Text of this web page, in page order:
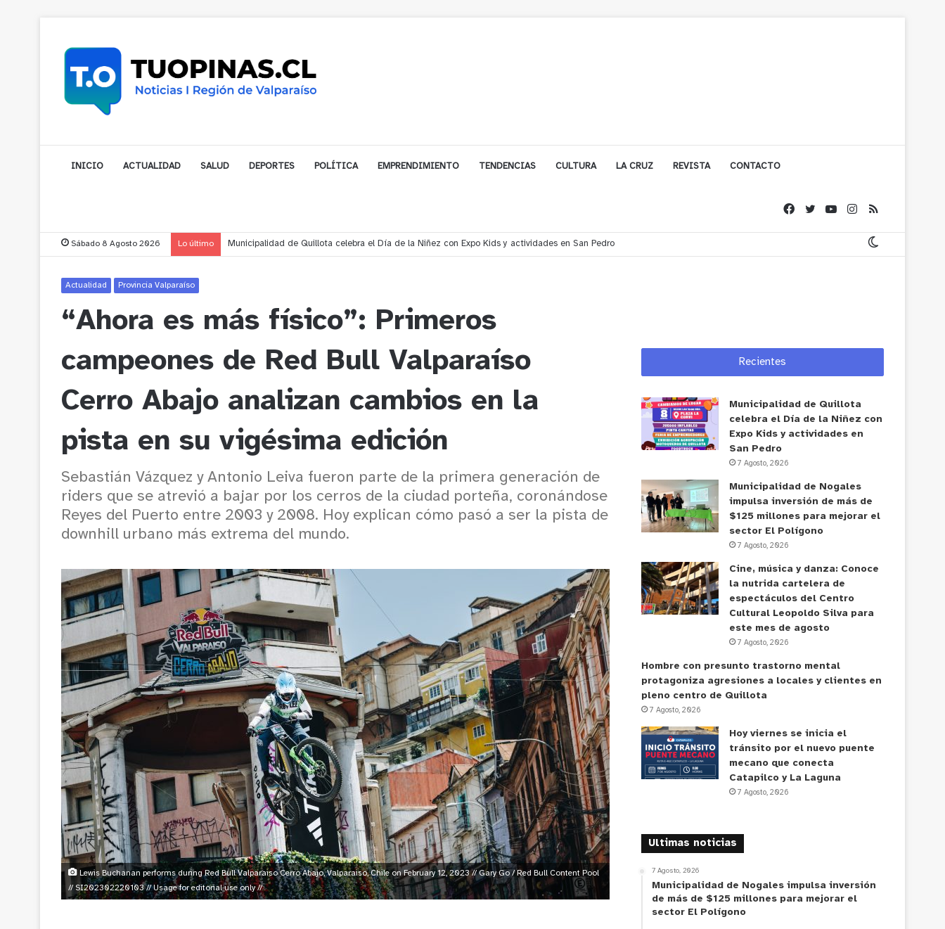
INICIO ACTUALIDAD SALUD DEPORTES POLÍTICA EMPRENDIMIENTO TENDENCIAS CULTURA LA CRUZ REVISTA CONTACTO
Sábado 8 Agosto 2026 Lo último Municipalidad de Nogales impulsa inversión de más de $125 millones para mejorar el sector El Polígono
Actualidad Provincia Valparaíso
“Ahora es más físico”: Primeros
campeones de Red Bull Valparaíso
Cerro Abajo analizan cambios en la
pista en su vigésima edición
Sebastián Vázquez y Antonio Leiva fueron parte de la primera generación de
riders que se atrevió a bajar por los cerros de la ciudad porteña, coronándose
Reyes del Puerto entre 2003 y 2008. Hoy explican cómo pasó a ser la pista de
downhill urbano más extrema del mundo.
Lewis Buchanan performs during Red Bull Valparaiso Cerro Abajo, Valparaiso, Chile on February 12, 2023 // Gary Go / Red Bull Content Pool
// SI202302220103 // Usage for editorial use only //
Recientes
Municipalidad de Quillota
celebra el Día de la Niñez con
Expo Kids y actividades en
San Pedro
7 Agosto, 2026
Municipalidad de Nogales
impulsa inversión de más de
$125 millones para mejorar el
sector El Polígono
7 Agosto, 2026
Cine, música y danza: Conoce
la nutrida cartelera de
espectáculos del Centro
Cultural Leopoldo Silva para
este mes de agosto
7 Agosto, 2026
Hombre con presunto trastorno mental
protagoniza agresiones a locales y clientes en
pleno centro de Quillota
7 Agosto, 2026
Hoy viernes se inicia el
tránsito por el nuevo puente
mecano que conecta
Catapilco y La Laguna
7 Agosto, 2026
Ultimas noticias
7 Agosto, 2026
Municipalidad de Nogales impulsa inversión
de más de $125 millones para mejorar el
sector El Polígono